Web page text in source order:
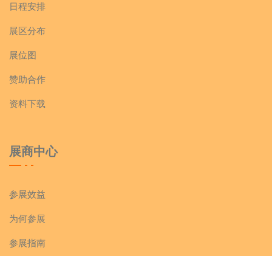
日程安排
展区分布
展位图
赞助合作
资料下载
展商中心
参展效益
为何参展
参展指南